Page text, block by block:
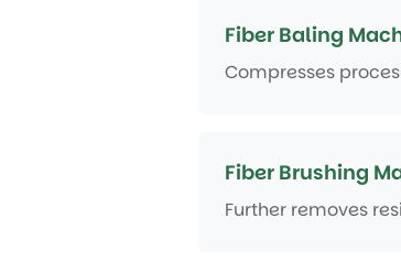
Fiber Baling
Compresses
Fiber Brushing
Further removes